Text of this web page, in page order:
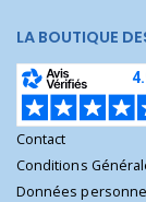
LA BOUTIQUE
Contact
Conditions
Données